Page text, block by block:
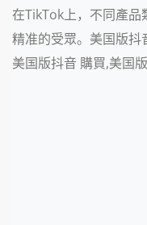
在TikTok上，不同產
精准的受眾。美国版抖
美国版抖音 購買,美国